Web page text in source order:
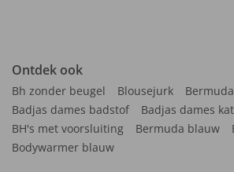
Ontdek ook
Bh zonder beugel Blousejurk
Badjas dames badstof
Badjas dames
BH's met voorsluiting
Bermuda blauw
Bodywarmer blauw